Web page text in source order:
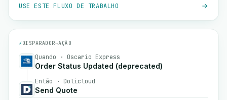
USE ESTE FLUXO DE TRABALHO
⚡ DISPARADOR→AÇÃO
Quando · Oscario Express
Order Status Updated (deprecated)
Então · Dolicloud
Send Quote